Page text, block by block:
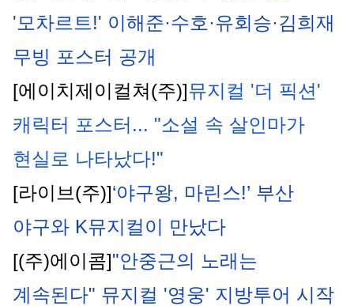
'모차르트!' 이해준·수호·유회승·김희재
무빙 포스터 공개
[에이치제이컬쳐(주)]뮤지컬 '더 픽션'
캐릭터 포스터... "소설 속 살인마가
현실로 나타났다!"
[라이브(주)]‘야구왕, 마린스!’ 부산
야구와 K뮤지컬이 만났다
[(주)에이콤]"안중근의 노래는
계속된다" 뮤지컬 '영웅' 지방투어 시작